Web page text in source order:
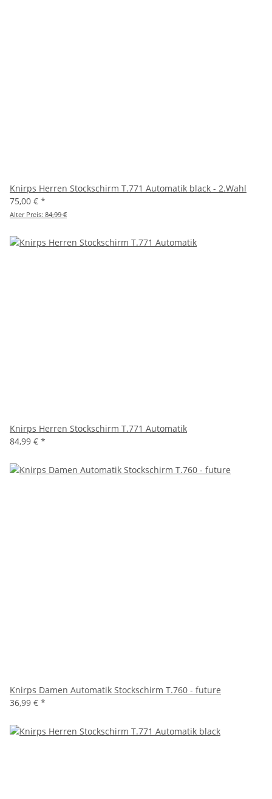
Knirps Herren Stockschirm T.771 Automatik black - 2.Wahl
75,00 € *
Alter Preis: 84,99 €
Knirps Herren Stockschirm T.771 Automatik
84,99 € *
Knirps Damen Automatik Stockschirm T.760 - future
36,99 € *